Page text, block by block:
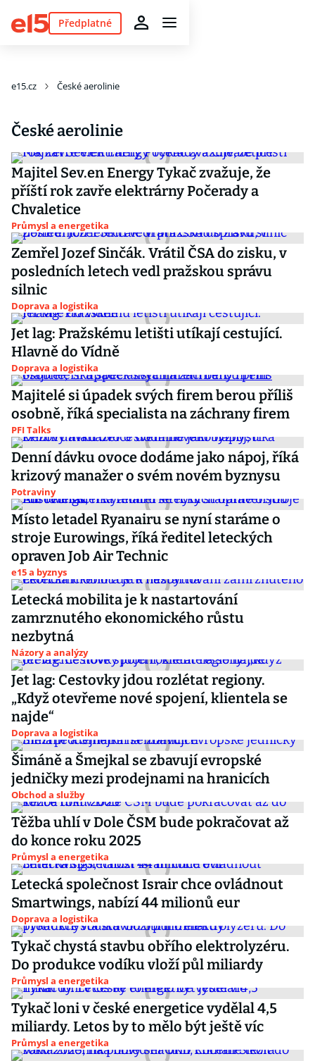
Předplatné
e15.cz České aerolinie
České aerolinie
Majitel Sev.en Energy Tykač zvažuje, že
příští rok zavře elektrárny Počerady a
Chvaletice
Průmysl a energetika
Zemřel Jozef Sinčák. Vrátil ČSA do zisku, v
posledních letech vedl pražskou správu
silnic
Doprava a logistika
Jet lag: Pražskému letišti utíkají cestující.
Hlavně do Vídně
Doprava a logistika
Majitelé si úpadek svých firem berou příliš
osobně, říká specialista na záchrany firem
PFI Talks
Denní dávku ovoce dodáme jako nápoj, říká
krizový manažer o svém novém byznysu
Potraviny
Místo letadel Ryanairu se nyní staráme o
stroje Eurowings, říká ředitel leteckých
opraven Job Air Technic
e15 a byznys
Letecká mobilita je k nastartování
zamrznutého ekonomického růstu
nezbytná
Názory a analýzy
Jet lag: Cestovky jdou rozlétat regiony.
„Když otevřeme nové spojení, klientela se
najde“
Doprava a logistika
Šimáně a Šmejkal se zbavují evropské
jedničky mezi prodejnami na hranicích
Obchod a služby
Těžba uhlí v Dole ČSM bude pokračovat až
do konce roku 2025
Průmysl a energetika
Letecká společnost Israir chce ovládnout
Smartwings, nabízí 44 milionů eur
Doprava a logistika
Tykač chystá stavbu obřího elektrolyzéru.
Do produkce vodíku vloží půl miliardy
Průmysl a energetika
Tykač loni v české energetice vydělal 4,5
miliardy. Letos by to mělo být ještě víc
Průmysl a energetika